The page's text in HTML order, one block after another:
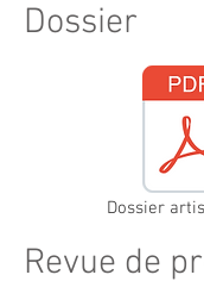
Dossier
Dossier
Revue de